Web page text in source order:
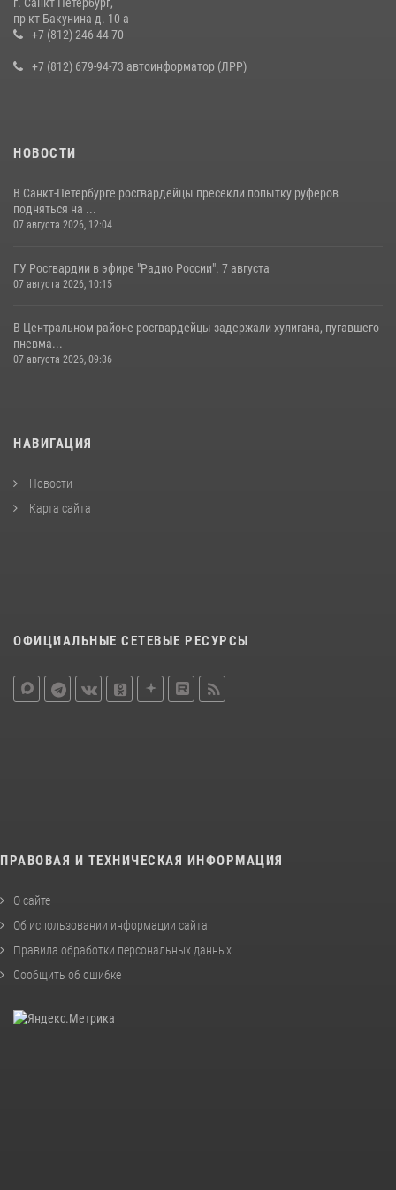
В Ленобласти сотрудники Росгвардии провели встречу с
воспитанниками детского клуба «Умные каникулы»
пр-кт Бакунина д. 10 а
+7 (812) 246-44-70
+7 (812) 679-94-73 автоинформатор (ЛРР)
НОВОСТИ
В Санкт-Петербурге росгвардейцы пресекли попытку руферов
подняться на ...
07 августа 2026, 12:04
ГУ Росгвардии в эфире "Радио России". 7 августа
07 августа 2026, 10:15
В Центральном районе росгвардейцы задержали хулигана, пугавшего
пневма...
07 августа 2026, 09:36
НАВИГАЦИЯ
Новости
Карта сайта
ОФИЦИАЛЬНЫЕ СЕТЕВЫЕ РЕСУРСЫ
ПРАВОВАЯ И ТЕХНИЧЕСКАЯ ИНФОРМАЦИЯ
О сайте
Об использовании информации сайта
Правила обработки персональных данных
Сообщить об ошибке